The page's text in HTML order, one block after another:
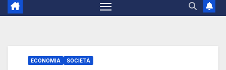
ECONOMIA SOCIETÀ